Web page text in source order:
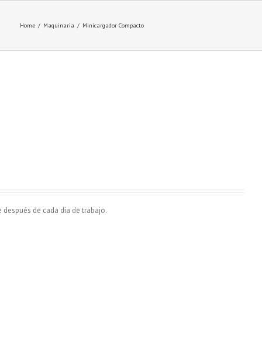
Home / Maquinaria / Minicargador Compacto
de cada día de trabajo.